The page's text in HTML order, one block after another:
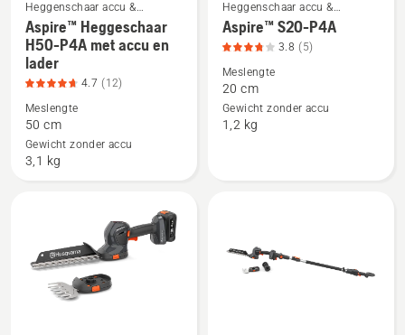
Bekijk
meer
details
over
Aspire™
Heggeschaar
H50-
lader,
productbeoordeling
Heggenschaar accu &
elektrische heggenschaar
Aspire™ Heggeschaar
H50-P4A met accu en
lader
4.7 (12)
Meslengte
50 cm
Gewicht zonder accu
3,1 kg
Bekijk
meer
details
over
Aspire™
S20-
Heggenschaar accu &
elektrische heggenschaar
Aspire™ S20-P4A
3.8 (5)
Meslengte
20 cm
Gewicht zonder accu
1,2 kg